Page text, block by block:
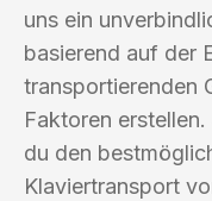
uns ein
basierend auf der
transportierenden
Faktoren
du den
Klaviertransport